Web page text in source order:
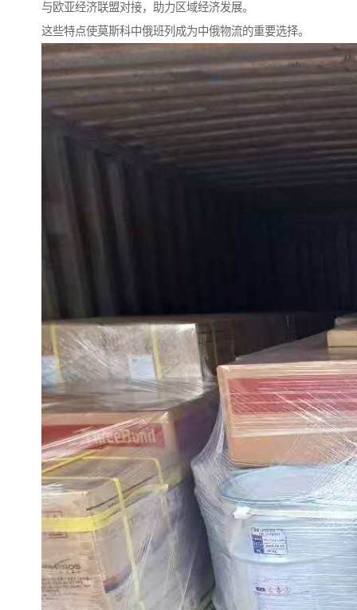
与欧亚经济联盟对接，助力区域经济发展。
这些特点使莫斯科中俄班列成为中俄物流的重要选择。